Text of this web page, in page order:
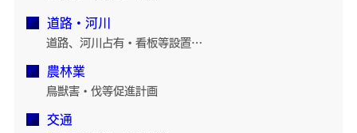
道路・河川
道路、河川占有・看板等設置…
農林業
鳥獣害・伐等促進計画
交通